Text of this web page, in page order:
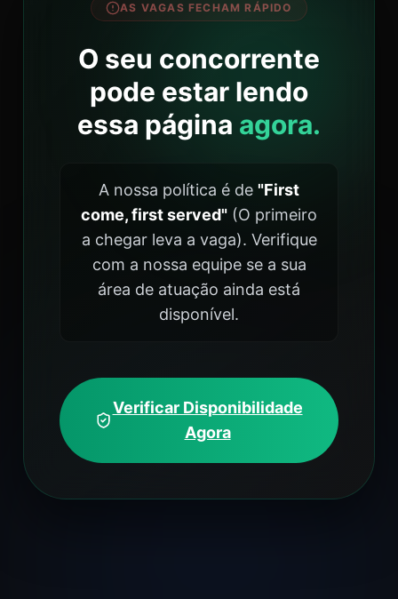
AS VAGAS FECHAM RÁPIDO
O seu concorrente
pode estar lendo
essa página agora.
A nossa política é de "First
come, first served" (O primeiro
a chegar leva a vaga). Verifique
com a nossa equipe se a sua
área de atuação ainda está
disponível.
Verificar Disponibilidade
Agora